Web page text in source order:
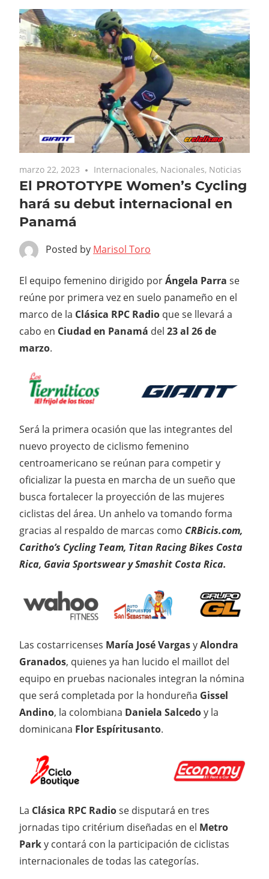
marzo 22, 2023 Internacionales, Nacionales, Noticias
El PROTOTYPE Women’s Cycling
hará su debut internacional en
Panamá
Posted by Marisol Toro
El equipo femenino dirigido porÁngela Parra se
reúne por primera vez en suelo panameño en el
marco de la Clásica RPC Radio que se llevará a
cabo en Ciudad en Panamá del 23 al 26 de
marzo.
Será la primera ocasión que las integrantes del
nuevo proyecto de ciclismo femenino
centroamericano se reúnan para competir y
oficializar la puesta en marcha de un sueño que
busca fortalecer la proyección de las mujeres
ciclistas del área. Un anhelo va tomando forma
gracias al respaldo de marcas como CRBicis.com,
Caritho’s Cycling Team, Titan Racing Bikes Costa
Rica, Gavia Sportswear y Smashit Costa Rica.
Las costarricenses María José VargasyAlondra
Granados, quienes ya han lucido el maillot del
equipo en pruebas nacionales integran la nómina
que será completada por la hondureña Gissel
Andino, la colombiana Daniela Salcedoy la
dominicana Flor Espíritusanto.
La Clásica RPC Radiose disputará en tres
jornadas tipo critérium diseñadas en el Metro
Parky contará con la participación de ciclistas
internacionales de todas las categorías.